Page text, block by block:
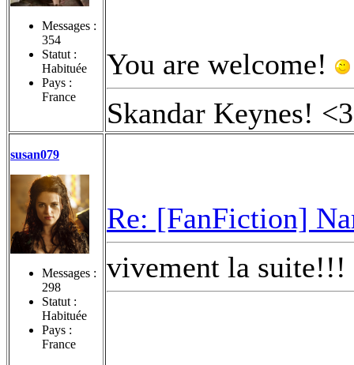
Messages :
354
Statut :
Habituée
Pays :
France
You are welcome!
Skandar Keynes! <3
susan079
Messages :
298
Statut :
Habituée
Pays :
France
Re: [FanFiction]
vivement la suite!!!